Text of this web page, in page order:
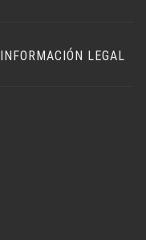
INFORMACIÓN LEGAL